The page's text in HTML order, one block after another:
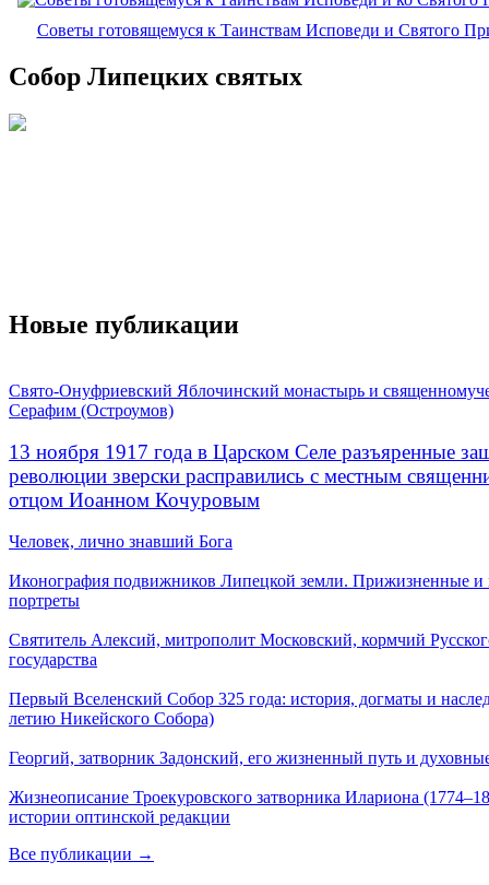
Советы готовящемуся к Таинствам Исповеди и Святого
Собор Липецких святых
Новые публикации
Свято-Онуфриевский Яблочинский монастырь и
Серафим (Остроумов)
13 ноября 1917 года в Царском Селе разъяренные
революции зверски расправились с местным
отцом Иоанном Кочуровым
Человек, лично знавший Бога
Иконография подвижников Липецкой земли. Прижизненные и
портреты
Святитель Алексий, митрополит Московский, кормчий
государства
Первый Вселенский Собор 325 года: история, догматы и
летию Никейского Собора)
Георгий, затворник Задонский, его жизненный путь и
Жизнеописание Троекуровского затворника Илариона
истории оптинской редакции
Все публикации →